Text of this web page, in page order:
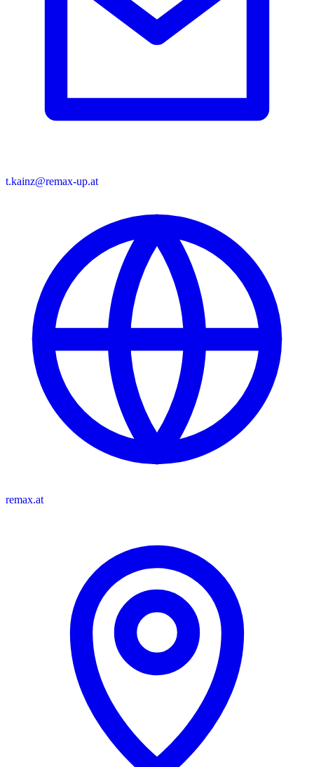
t.kainz@remax-up.at
remax.at